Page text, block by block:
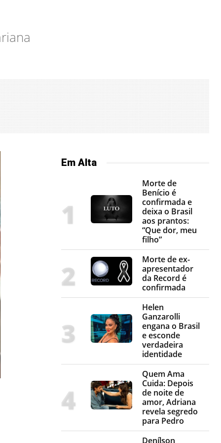
Em Alta
Morte de
Benício é
confirmada e
deixa o Brasil
aos prantos:
“Que dor, meu
filho”
Morte de ex-
apresentador
da Record é
confirmada
Helen
Ganzarolli
engana o Brasil
e esconde
verdadeira
identidade
Quem Ama
Cuida: Depois
de noite de
amor, Adriana
revela segredo
para Pedro
Denílson